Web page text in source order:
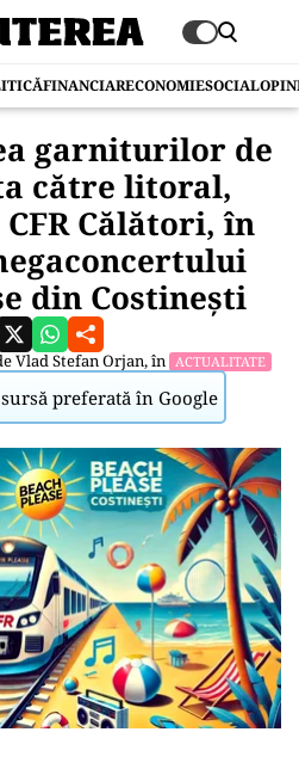
FINANCIARECONOMIESOCIAL
garniturilor de
către litoral,
Călători, în
din Costinești
Vlad Stefan Orjan, în ACTUALITATE
preferată în Google